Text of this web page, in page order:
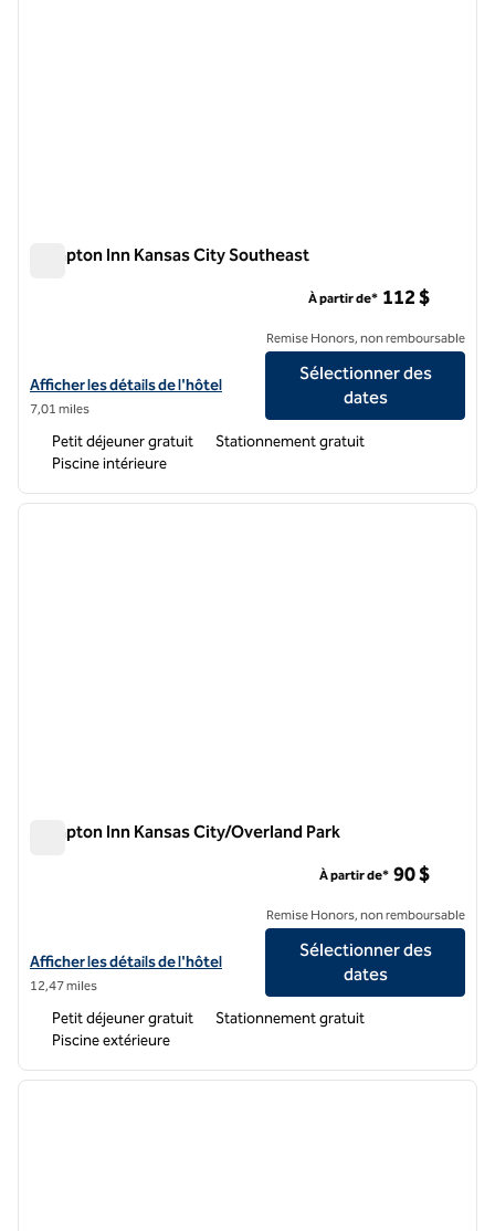
Hampton Inn Kansas City Southeast
Afficher les détails de l'hôtel Hampton Inn Kansas City Southeast
Afficher les détails de l'hôtel
7,01 miles
À partir de* 112 $
Remise Honors, non remboursable
Sélectionner des
dates
Petit déjeuner gratuit
Stationnement gratuit
Piscine intérieure
1 sur 12
Hampton Inn Kansas City/Overland Park
Afficher les détails de l'hôtel Hampton Inn Kansas City/Overland Park
Afficher les détails de l'hôtel
12,47 miles
À partir de* 90 $
Remise Honors, non remboursable
Sélectionner des
dates
Petit déjeuner gratuit
Stationnement gratuit
Piscine extérieure
1 sur 12